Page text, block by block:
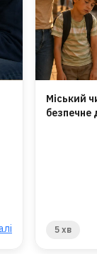
Міський
безпечне
5 хв